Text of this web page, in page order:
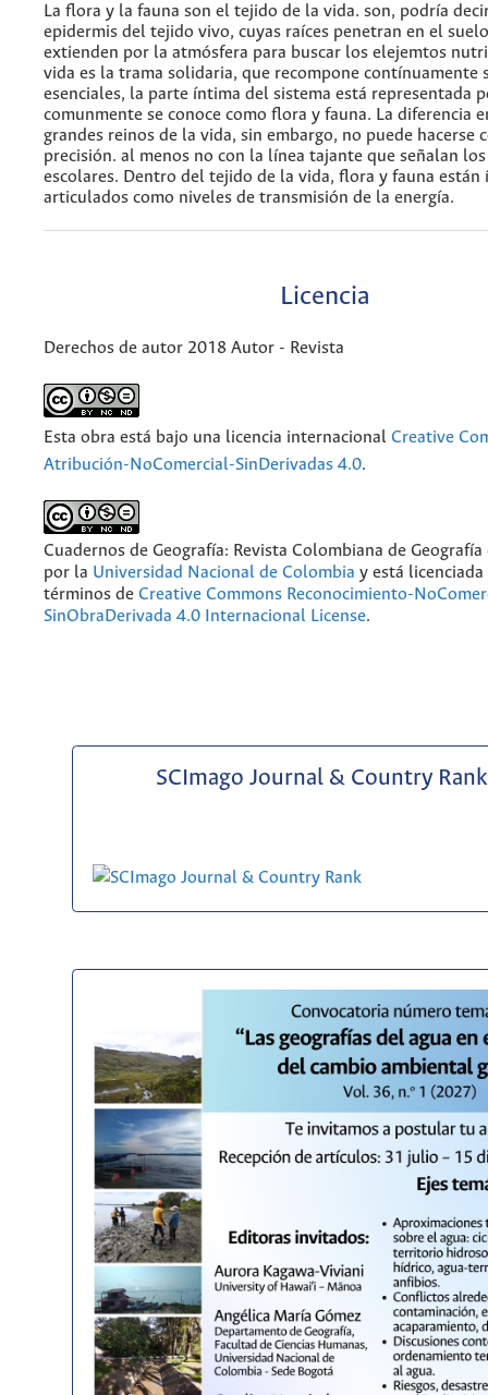
La flora y la fauna son el tejido de la vida. son, podría
epidermis del tejido vivo, cuyas raíces penetran en el
extienden por la atmósfera para buscar los elejemtos
vida es la trama solidaria, que recompone contínuamente
esenciales, la parte íntima del sistema está representada
comunmente se conoce como flora y fauna. La diferencia
grandes reinos de la vida, sin embargo, no puede hacerse
precisión. al menos no con la línea tajante que señalan
escolares. Dentro del tejido de la vida, flora y fauna están
articulados como niveles de transmisión de la energía.
Licencia
Derechos de autor 2018 Autor - Revista
Esta obra está bajo una licencia internacional Creative
Atribución-NoComercial-SinDerivadas 4.0.
Cuadernos de Geografía: Revista Colombiana de Geografía
por la Universidad Nacional de Colombia y está
términos de Creative Commons Reconocimiento-
SinObraDerivada 4.0 Internacional License.
SCImago Journal & Country Rank